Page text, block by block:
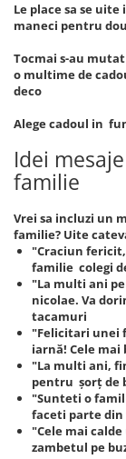
Le place sa se
maneci pentru
Tocmai s-au
o multime de
deco
Alege cadoul in
Idei
familie
Vrei sa incluzi un
familie? Uite
"Craciun
familie colegi
"La multi ani
nicolae. Va
tacamuri
"Felicitari unei
iarnă! Cele
"La multi ani,
pentru șorț de
"Sunteti o
faceti parte
"Cele mai
zambetul pe